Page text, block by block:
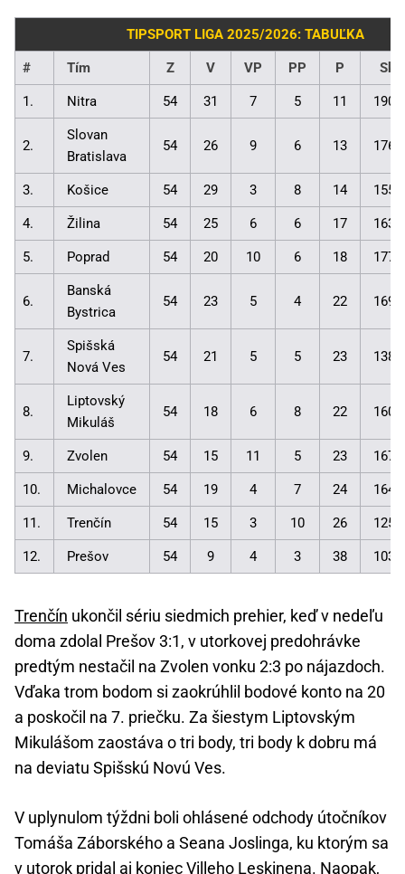
TIPSPORT LIGA 2025/2026: TABUĽKA
# Tím Z V VP PP P
1. Nitra 54 31 7 5 11
2.
Slovan
Bratislava
54 26 9 6 13
3. Košice 54 29 3 8 14
4. Žilina 54 25 6 6 17
5. Poprad 54 20 10 6 18
6.
Banská
Bystrica
54 23 5 4 22
7.
Spišská
Nová Ves
54 21 5 5 23
8.
Liptovský
Mikuláš
54 18 6 8 22
9. Zvolen 54 15 11 5 23
10. Michalovce 54 19 4 7 24
11. Trenčín 54 15 3 10 26
12. Prešov 54 9 4 3 38
Trenčín ukončil sériu siedmich prehier, keď v nedeľu
doma zdolal Prešov 3:1, v utorkovej predohrávke
predtým nestačil na Zvolen vonku 2:3 po nájazdoch.
Vďaka trom bodom si zaokrúhlil bodové konto na 20
a poskočil na 7. priečku. Za šiestym Liptovským
Mikulášom zaostáva o tri body, tri body k dobru má
na deviatu Spišskú Novú Ves.
V uplynulom týždni boli ohlásené odchody útočníkov
Tomáša Záborského a Seana Joslinga, ku ktorým sa
v utorok pridal aj koniec Villeho Leskinena. Naopak,